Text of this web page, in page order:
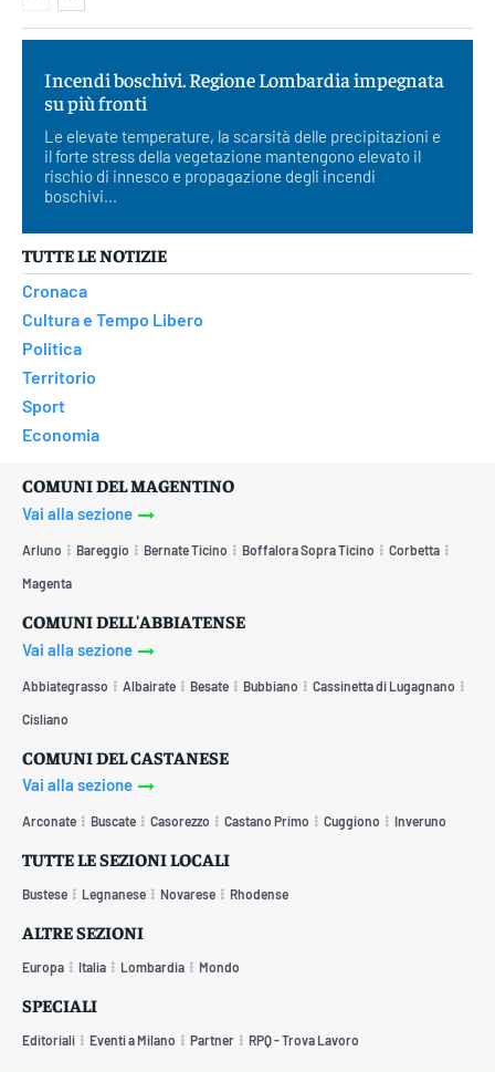
Incendi boschivi. Regione Lombardia impegnata
su più fronti
Le elevate temperature, la scarsità delle precipitazioni e
il forte stress della vegetazione mantengono elevato il
rischio di innesco e propagazione degli incendi
boschivi...
TUTTE LE NOTIZIE
Cronaca
Cultura e Tempo Libero
Politica
Territorio
Sport
Economia
COMUNI DEL MAGENTINO
Vai alla sezione
Arluno Bareggio Bernate Ticino Boffalora Sopra Ticino Corbetta
Magenta
COMUNI DELL'ABBIATENSE
Vai alla sezione
Abbiategrasso Albairate Besate Bubbiano Cassinetta di Lugagnano
Cisliano
COMUNI DEL CASTANESE
Vai alla sezione
Arconate Buscate Casorezzo Castano Primo Cuggiono Inveruno
TUTTE LE SEZIONI LOCALI
Bustese Legnanese Novarese Rhodense
ALTRE SEZIONI
Europa Italia Lombardia Mondo
SPECIALI
Editoriali Eventi a Milano Partner RPQ - Trova Lavoro